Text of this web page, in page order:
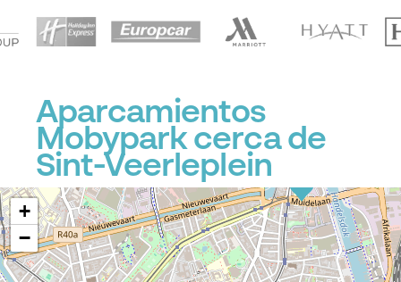
Aparcamientos
Mobypark cerca de
Sint-Veerleplein
+
−